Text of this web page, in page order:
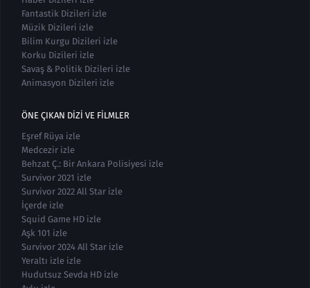
Fantastik Dizileri izle
Müzik Dizileri izle
Bilim Kurgu Dizileri izle
Korku Dizileri izle
Savaş & Politik Dizileri izle
Animasyon Dizileri izle
ÖNE ÇIKAN DIZI VE FILMLER
Eşref Rüya izle
Medcezir izle
Behzat Ç.: Bir Ankara Polisiyesi izle
Survivor 2021 izle
Survivor 2022 All Star izle
İçerde izle
Squid Game HD izle
Aşk 101 izle
Survivor 2024 All Star izle
Yeraltı izle izle
Hudutsuz Sevda HD izle